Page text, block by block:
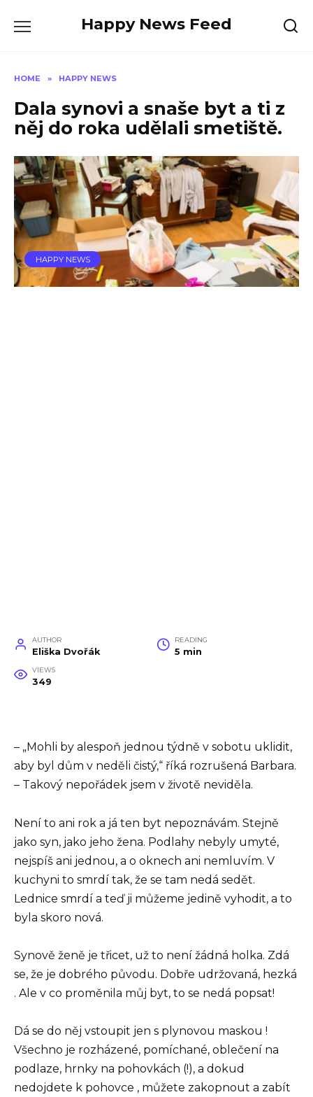
Happy News Feed
HOME » HAPPY NEWS
Dala synovi a snaše byt a ti z
něj do roka udělali smetiště.
HAPPY NEWS
AUTHOR
Eliška Dvořák
READING
5 min
VIEWS
349
– „Mohli by alespoň jednou týdně v sobotu uklidit,
aby byl dům v neděli čistý,“ říká rozrušená Barbara.
– Takový nepořádek jsem v životě neviděla.
Není to ani rok a já ten byt nepoznávám. Stejně
jako syn, jako jeho žena. Podlahy nebyly umyté,
nejspíš ani jednou, a o oknech ani nemluvím. V
kuchyni to smrdí tak, že se tam nedá sedět.
Lednice smrdí a teď ji můžeme jedině vyhodit, a to
byla skoro nová.
Synově ženě je třicet, už to není žádná holka. Zdá
se, že je dobrého původu. Dobře udržovaná, hezká
. Ale v co proměnila můj byt, to se nedá popsat!
Dá se do něj vstoupit jen s plynovou maskou !
Všechno je rozházené, pomíchané, oblečení na
podlaze, hrnky na pohovkách (!), a dokud
nedojdete k pohovce , můžete zakopnout a zabít